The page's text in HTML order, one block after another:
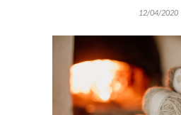
12/04/2020